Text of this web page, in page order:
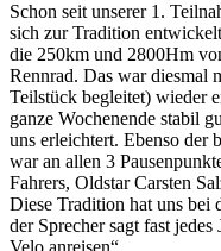
Schon seit unserer 1.
sich zur Tradition
die 250km und 2800Hm
Rennrad. Das war diesmal
Teilstück begleitet) wieder
ganze Wochenende stabil
uns erleichtert. Ebenso der
war an allen 3
Fahrers, Oldstar Carsten
Diese Tradition hat uns bei
der Sprecher sagt fast